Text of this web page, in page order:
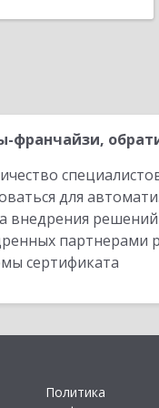
франчайзи,
для
внедрения
партнерами
сертификата
Политика